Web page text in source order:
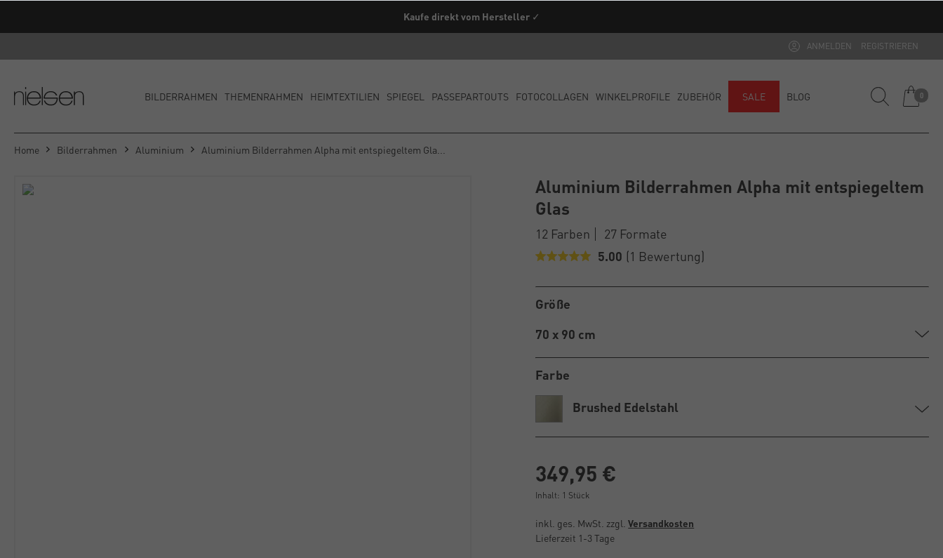
Kaufe direkt vom Hersteller ✓
ANMELDEN REGISTRIEREN
BILDERRAHMEN THEMENRAHMEN HEIMTEXTILIEN SPIEGEL PASSEPARTOUTS FOTOCOLLAGEN WINKELPROFILE ZUBEHÖR SALE BLOG 0
Home Bilderrahmen Aluminium Aluminium Bilderrahmen Alpha mit entspiegeltem Gla...
Aluminium Bilderrahmen Alpha mit entspiegeltem
Glas
12 Farben
27 Formate
5.00 (1 Bewertung)
Größe
70 x 90 cm
Farbe
Brushed Edelstahl
349,95 €
Inhalt: 1 Stück
inkl. ges. MwSt. zzgl.Versandkosten
Lieferzeit 1-3 Tage